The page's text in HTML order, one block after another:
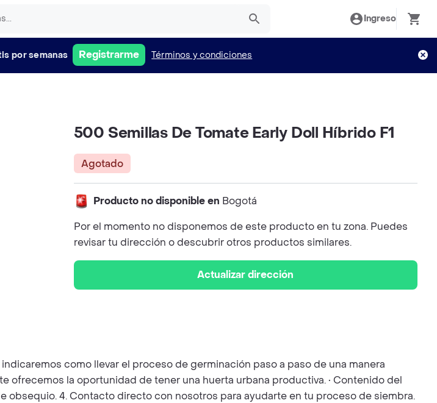
Ingreso
por semanas Registrarme Términos y condiciones
500 Semillas De Tomate Early Doll Híbrido F1
Agotado
Producto no disponible en Bogotá
Por el momento no disponemos de este producto en tu zona. Puedes
revisar tu dirección o descubrir otros productos similares.
Actualizar dirección
como llevar el proceso de germinación paso a paso de una manera
ofrecemos la oportunidad de tener una huerta urbana productiva. • Contenido del
obsequio. 4. Contacto directo con nosotros para ayudarte en tu proceso de siembra.